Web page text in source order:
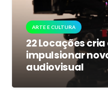
ARTE E CULTURA
22 Locações
impulsionar
audiovisual